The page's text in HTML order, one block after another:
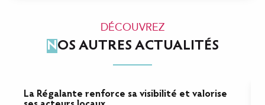
DÉCOUVREZ
NOS AUTRES ACTUALITÉS
La Régalante renforce sa visibilité et valorise